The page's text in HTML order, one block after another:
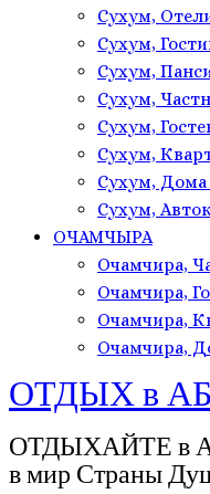
Сухум,
Сухум,
Сухум,
Сухум,
Сухум,
Сухум,
Сухум, Дома
Сухум,
ОЧАМЧЫРА
Очамчира,
Очамчира,
Очамчира,
Очамчира,
ОТДЫХ в
ОТДЫХАЙТЕ в
в мир Страны